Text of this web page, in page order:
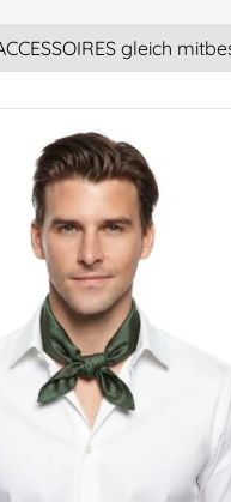
gleich